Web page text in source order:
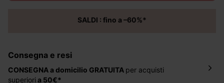
SALDI : fino a –60%*
Consegna e resi
CONSEGNA a domicilio GRATUITA per acquisti
superiori a 50€*